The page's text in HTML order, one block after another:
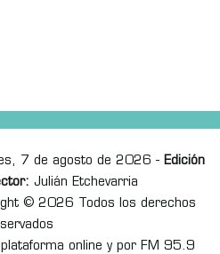
7 de agosto de 2026 - Edición
Julián Etchevarria
© 2026 Todos los derechos
online y por FM 95.9